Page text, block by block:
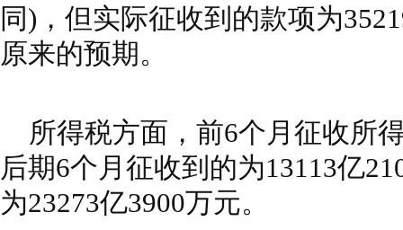
同) ，但实际征收到的款项为
原来的预期。
所得税方面，前6个月征收所
后期6个月征收到的为13113亿
为23273亿3900万元。